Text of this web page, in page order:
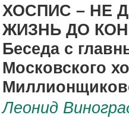
ХОСПИС – НЕ
ЖИЗНЬ ДО
Беседа с
Московского
Леонид